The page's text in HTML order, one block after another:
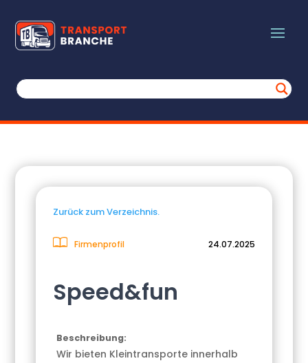
Zurück zum Verzeichnis.
Firmenprofil 24.07.2025
Speed&fun
Beschreibung:
Wir bieten Kleintransporte innerhalb